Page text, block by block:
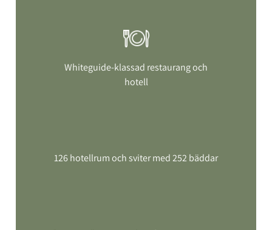
Whiteguide-klassad restaurang och
hotell
126 hotellrum och sviter med 252 bäddar